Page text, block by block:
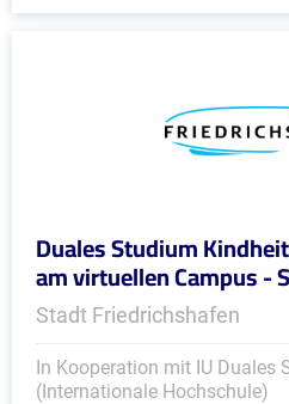
Duales Studium
am virtuellen Campus -
Stadt Friedrichshafen
In Kooperation mit IU Duales
(Internationale Hochschule)